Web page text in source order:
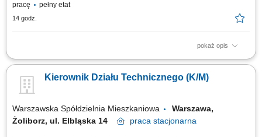
pracę
pełny etat
14 godz.
pokaż opis
Twoim zadaniem będzie: Pomoc w zarządzaniu procesem identyfikacji,
budżetowych lub finansowych kontraktów, Wsparcie w koordynacji i
kontroli procesu przygotowywania planów rzeczowo finansowych na
Kierownik Działu Technicznego (K/M)
Warszawska Spółdzielnia Mieszkaniowa
Warszawa,
Żoliborz, ul. Elbląska 14
praca stacjonarna